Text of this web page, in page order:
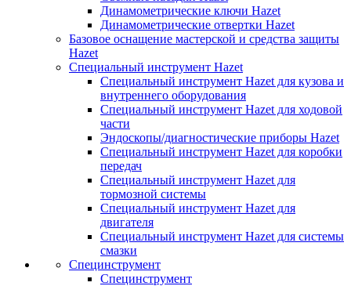
Динамометрические ключи Hazet
Динамометрические отвертки Hazet
Базовое оснащение мастерской и средства защиты
Hazet
Специальный инструмент Hazet
Специальный инструмент Hazet для кузова и
внутреннего оборудования
Специальный инструмент Hazet для ходовой
части
Эндоскопы/диагностические приборы Hazet
Специальный инструмент Hazet для коробки
передач
Специальный инструмент Hazet для
тормозной системы
Специальный инструмент Hazet для
двигателя
Специальный инструмент Hazet для системы
смазки
Специнструмент
Специнструмент